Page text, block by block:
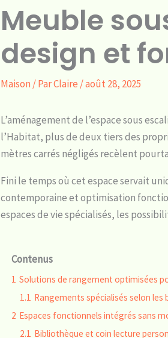
Meuble
design et
Maison / ParClaire /août 28, 2025
L’aménagement de l’espace sous
l’Habitat, plus de deux tiers des
mètres carrés négligés recèlent
Fini le temps où cet espace servait
contemporaine et optimisation
espaces de vie spécialisés, les
Contenus
1 Solutions de rangement optimisées
1.1 Rangements spécialisés selon les
2 Espaces fonctionnels intégrés sans
2.1 Bibliothèque et coin lecture